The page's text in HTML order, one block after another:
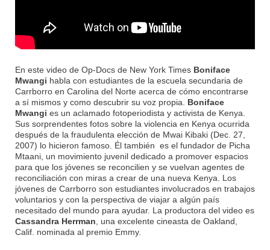
En este video de Op-Docs de New York Times Boniface
Mwangi habla con estudiantes de la escuela secundaria de
Carrborro en Carolina del Norte acerca de cómo encontrarse
a sí mismos y como descubrir su voz propia. Boniface
Mwangi es un aclamado fotoperiodista y activista de Kenya.
Sus sorprendentes fotos sobre la violencia en Kenya ocurrida
después de la fraudulenta elección de Mwai Kibaki (Dec. 27,
2007) lo hicieron famoso. Él también es el fundador de Picha
Mtaani, un movimiento juvenil dedicado a promover espacios
para que los jóvenes se reconcilien y se vuelvan agentes de
reconciliación con miras a crear de una nueva Kenya. Los
jóvenes de Carrborro son estudiantes involucrados en trabajos
voluntarios y con la perspectiva de viajar a algún país
necesitado del mundo para ayudar. La productora del video es
Cassandra Herrman, una excelente cineasta de Oakland,
Calif. nominada al premio Emmy.